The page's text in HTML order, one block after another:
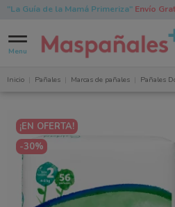
"La Guía de la Mamá Primeriza"Envío
Menu
Inicio Pañales Marcas de pañales Pañales
¡EN OFERTA!
-30%